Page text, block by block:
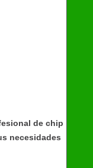
de chip
necesidades